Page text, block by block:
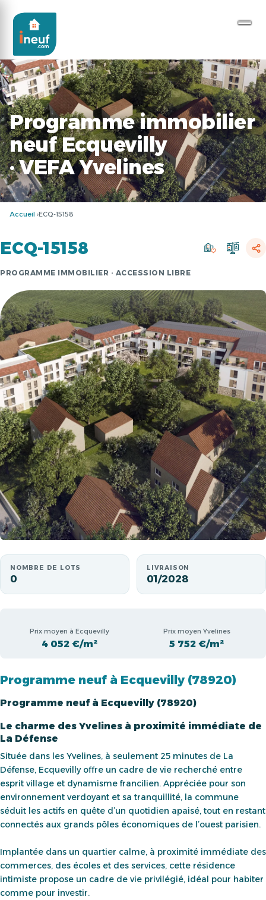
Programme immobilier
neuf Ecquevilly
· VEFA Yvelines
Accueil ECQ-15158
ECQ-15158
PROGRAMME IMMOBILIER · ACCESSION LIBRE
NOMBRE DE LOTS
0
LIVRAISON
01/2028
Prix moyen à Ecquevilly
4 052 €/m²
Prix moyen Yvelines
5 752 €/m²
Programme neuf à Ecquevilly (78920)
Programme neuf à Ecquevilly (78920)
Le charme des Yvelines à proximité immédiate de
La Défense
Située dans les Yvelines, à seulement 25 minutes de La
Défense, Ecquevilly offre un cadre de vie recherché entre
esprit village et dynamisme francilien. Appréciée pour son
environnement verdoyant et sa tranquillité, la commune
séduit les actifs en quête d’un quotidien apaisé, tout en restant
connectés aux grands pôles économiques de l’ouest parisien.
Implantée dans un quartier calme, à proximité immédiate des
commerces, des écoles et des services, cette résidence
intimiste propose un cadre de vie privilégié, idéal pour habiter
comme pour investir.